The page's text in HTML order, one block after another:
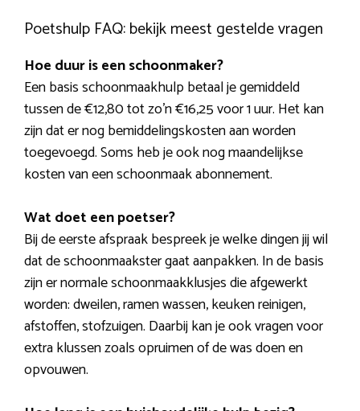
Poetshulp FAQ: bekijk meest gestelde vragen
Hoe duur is een schoonmaker?
Een basis schoonmaakhulp betaal je gemiddeld
tussen de €12,80 tot zo’n €16,25 voor 1 uur. Het kan
zijn dat er nog bemiddelingskosten aan worden
toegevoegd. Soms heb je ook nog maandelijkse
kosten van een schoonmaak abonnement.
Wat doet een poetser?
Bij de eerste afspraak bespreek je welke dingen jij wil
dat de schoonmaakster gaat aanpakken. In de basis
zijn er normale schoonmaakklusjes die afgewerkt
worden: dweilen, ramen wassen, keuken reinigen,
afstoffen, stofzuigen. Daarbij kan je ook vragen voor
extra klussen zoals opruimen of de was doen en
opvouwen.